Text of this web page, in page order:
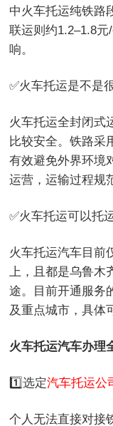
中火车托运纯铁路
联运则约1.2–1.8
响。
✅火车托运是不是
火车托运全封闭式
比较安全。铁路采
有效避免外界环境
运营，运输过程规
✅火车托运可以托
火车托运汽车目前
上，且都是乌鲁木
途。目前开通服务
及重点城市，具体
火车托运汽车办理
1️⃣选定汽车托运公
个人无法直接对接